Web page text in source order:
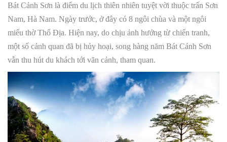
Bát Cảnh Sơn là điểm du lịch thiên nhiên tuyệt vời thuộc trấn Sơn
Nam, Hà Nam. Ngày trước, ở đây có 8 ngôi chùa và một ngôi
miếu thờ Thổ Địa. Hiện nay, do chịu ảnh hưởng từ chiến tranh,
một số cảnh quan đã bị hủy hoại, song hàng năm Bát Cảnh Sơn
vẫn thu hút du khách tới vãn cảnh, tham quan.